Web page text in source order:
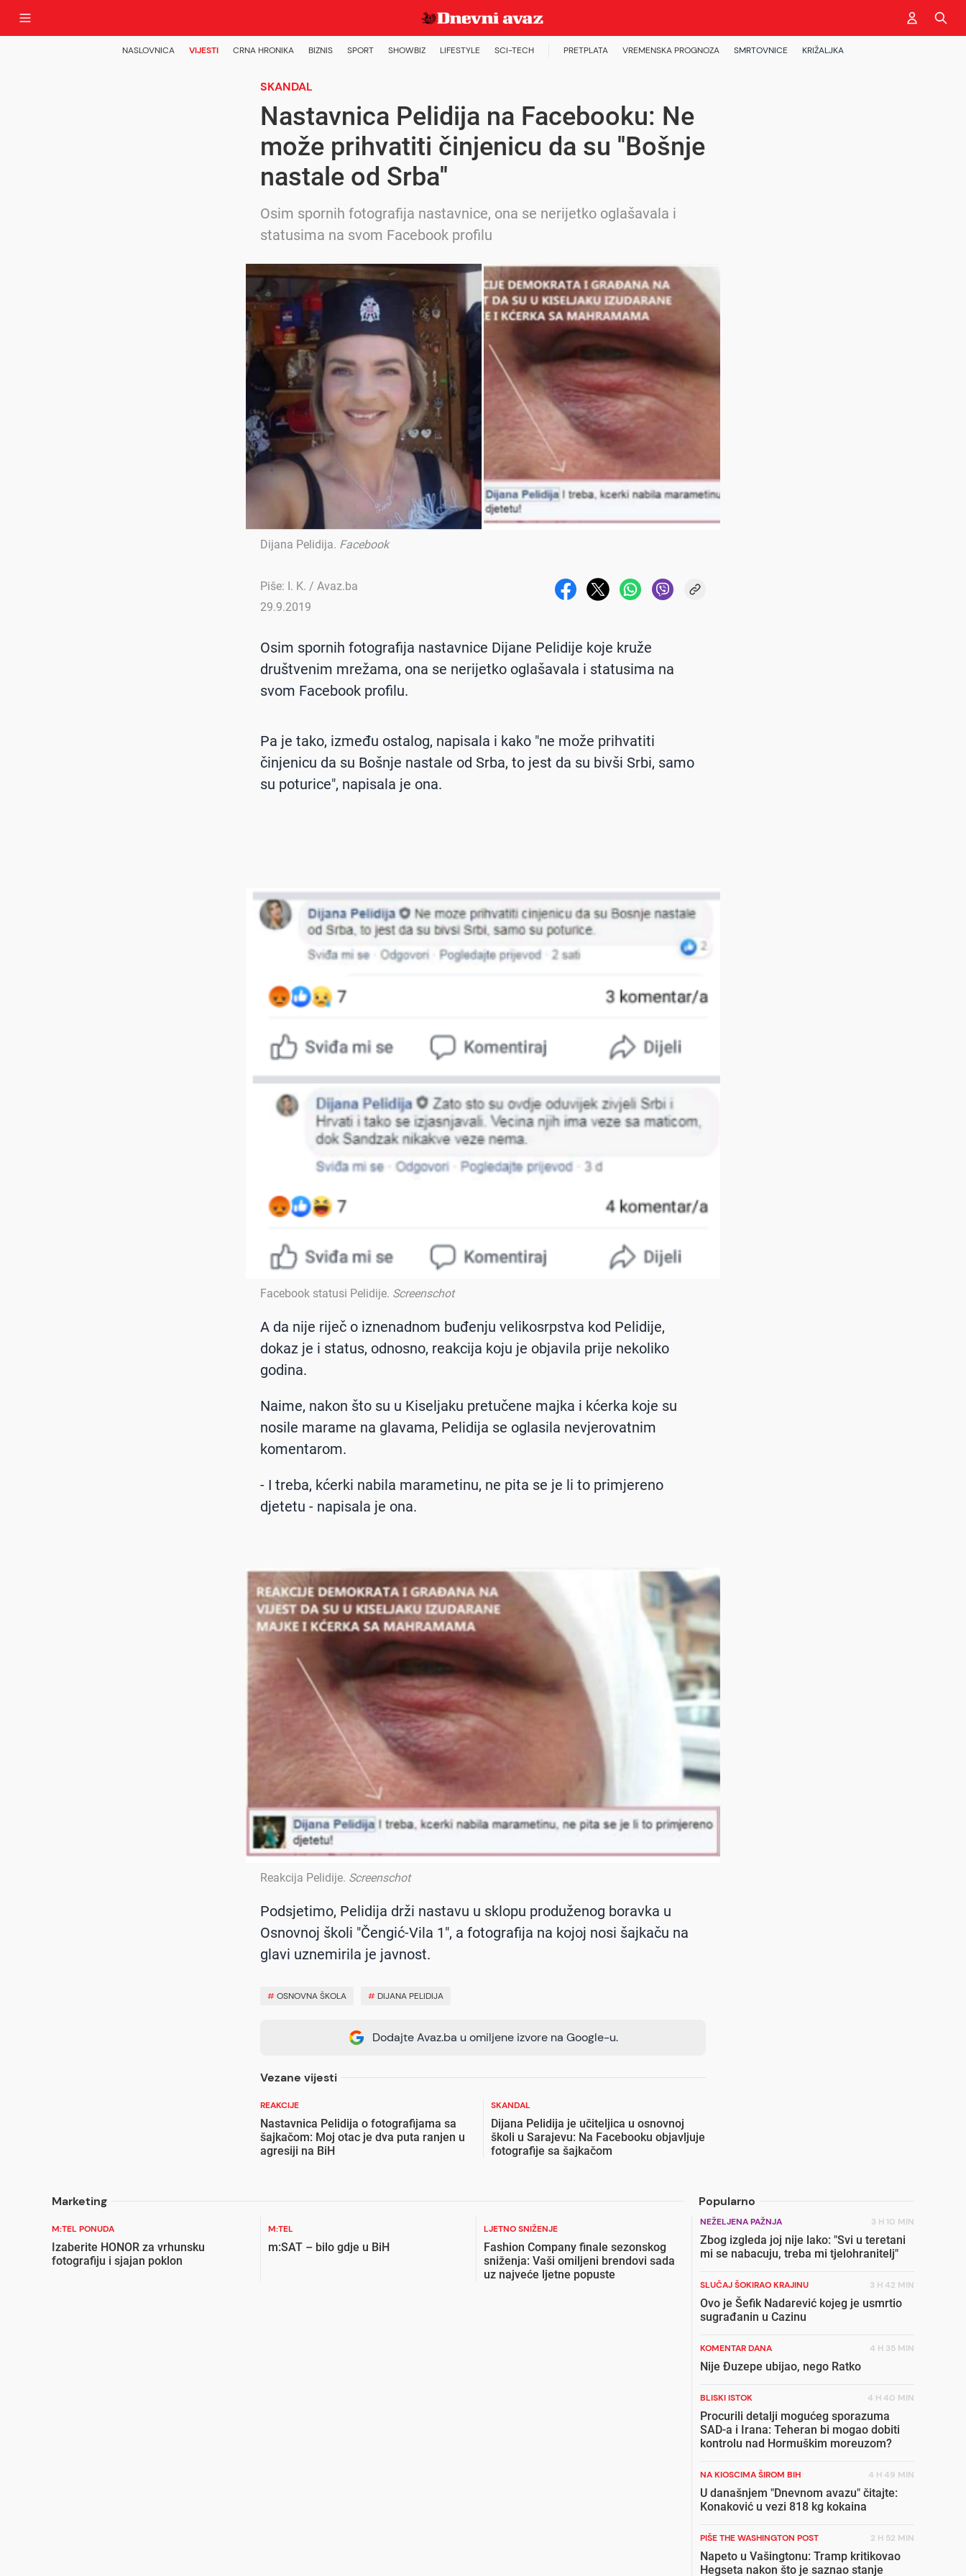
NASLOVNICA VIJESTI CRNA HRONIKA BIZNIS SPORT SHOWBIZ LIFESTYLE SCI-TECH PRETPLATA VREMENSKA PROGNOZA SMRTOVNICE KRIŽALJKA
SKANDAL
Nastavnica Pelidija na Facebooku: Ne
može prihvatiti činjenicu da su ''Bošnje
nastale od Srba''
Osim spornih fotografija nastavnice, ona se nerijetko oglašavala i
statusima na svom Facebook profilu
Dijana Pelidija. Facebook
Piše: I. K. / Avaz.ba
29.9.2019
Osim spornih fotografija nastavnice Dijane Pelidije koje kruže
društvenim mrežama, ona se nerijetko oglašavala i statusima na
svom Facebook profilu.
Pa je tako, između ostalog, napisala i kako "ne može prihvatiti
činjenicu da su Bošnje nastale od Srba, to jest da su bivši Srbi, samo
su poturice", napisala je ona.
Facebook statusi Pelidije. Screenschot
A da nije riječ o iznenadnom buđenju velikosrpstva kod Pelidije,
dokaz je i status, odnosno, reakcija koju je objavila prije nekoliko
godina.
Naime, nakon što su u Kiseljaku pretučene majka i kćerka koje su
nosile marame na glavama, Pelidija se oglasila nevjerovatnim
komentarom.
- I treba, kćerki nabila marametinu, ne pita se je li to primjereno
djetetu - napisala je ona.
Reakcija Pelidije. Screenschot
Podsjetimo, Pelidija drži nastavu u sklopu produženog boravka u
Osnovnoj školi "Čengić-Vila 1", a fotografija na kojoj nosi šajkaču na
glavi uznemirila je javnost.
#OSNOVNA ŠKOLA # DIJANA PELIDIJA
Dodajte Avaz.ba u omiljene izvore na Google-u.
Vezane vijesti
REAKCIJE
Nastavnica Pelidija o fotografijama sa
šajkačom: Moj otac je dva puta ranjen u
agresiji na BiH
SKANDAL
Dijana Pelidija je učiteljica u osnovnoj
školi u Sarajevu: Na Facebooku objavljuje
fotografije sa šajkačom
Marketing Popularno
M:TEL PONUDA
Izaberite HONOR za vrhunsku
fotografiju i sjajan poklon
M:TEL
m:SAT – bilo gdje u BiH
LJETNO SNIŽENJE
Fashion Company finale sezonskog
sniženja: Vaši omiljeni brendovi sada
uz najveće ljetne popuste
NEŽELJENA PAŽNJA 3 H 10 MIN
Zbog izgleda joj nije lako: "Svi u teretani
mi se nabacuju, treba mi tjelohranitelj"
SLUČAJ ŠOKIRAO KRAJINU 3 H 42 MIN
Ovo je Šefik Nadarević kojeg je usmrtio
sugrađanin u Cazinu
KOMENTAR DANA 4 H 35 MIN
Nije Đuzepe ubijao, nego Ratko
BLISKI ISTOK 4 H 40 MIN
Procurili detalji mogućeg sporazuma
SAD-a i Irana: Teheran bi mogao dobiti
kontrolu nad Hormuškim moreuzom?
NA KIOSCIMA ŠIROM BIH 4 H 49 MIN
U današnjem "Dnevnom avazu" čitajte:
Konaković u vezi 818 kg kokaina
PIŠE THE WASHINGTON POST 2 H 52 MIN
Napeto u Vašingtonu: Tramp kritikovao
Hegseta nakon što je saznao stanje